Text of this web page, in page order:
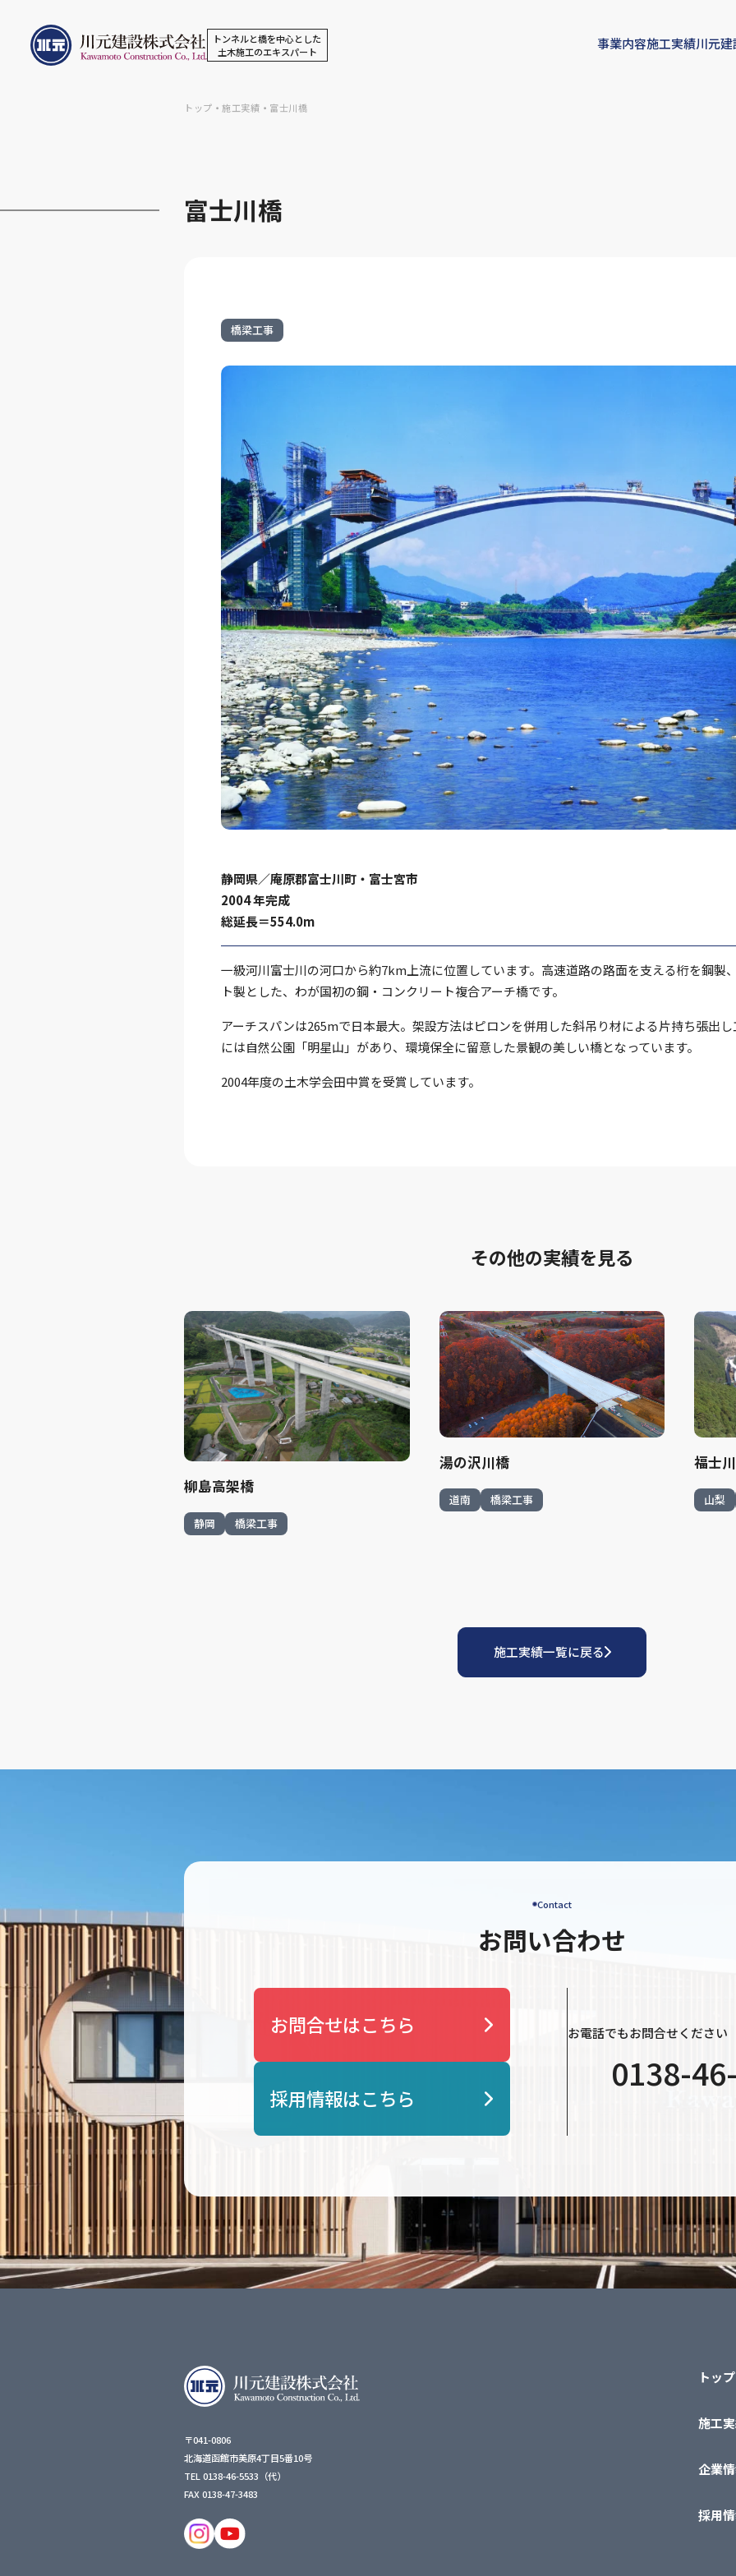
トンネルと橋を中心とした
土木施工のエキスパート
事業内容施工実績川元建
トップ ・施工実績 ・ 富士川橋
富士川橋
橋梁工事
静岡県／庵原郡富⼠川町・富⼠宮市
2004 年完成
総延⻑＝554.0m
⼀級河川富⼠川の河⼝から約7km上流に位置しています。高速道路の路面を支える桁を鋼製
ト製とした、わが国初の鋼・コンクリート複合アーチ橋です。
アーチスパンは265mで⽇本最⼤。架設⽅法はピロンを併⽤した斜吊り材による⽚持ち張出
には⾃然公園「明星⼭」があり、環境保全に留意した景観の美しい橋となっています。
2004年度の土木学会田中賞を受賞しています。
その他の実績を見る
柳島高架橋
静岡 橋梁工事
湯の沢川橋
道南 橋梁工事
福士
山梨
施工実績一覧に戻る
Contact
お問い合わせ
お問合せはこちら
採用情報はこちら
お電話でもお問合せください
0138-
〒041-0806
北海道函館市美原4丁目5番10号
TEL 0138-46-5533（代）
FAX 0138-47-3483
トップ
施工
企業
採用